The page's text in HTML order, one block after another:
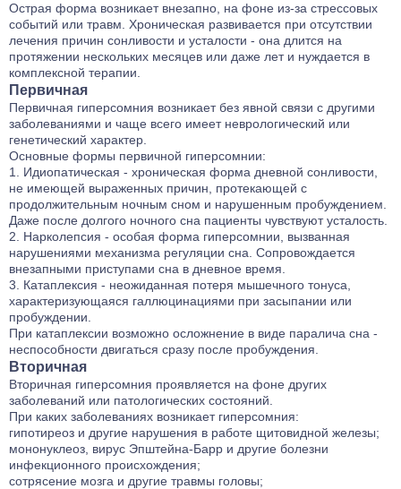
Острая форма возникает внезапно, на фоне из-за стрессовых
событий или травм. Хроническая развивается при отсутствии
лечения причин сонливости и усталости - она длится на
протяжении нескольких месяцев или даже лет и нуждается в
комплексной терапии.
Первичная
Первичная гиперсомния возникает без явной связи с другими
заболеваниями и чаще всего имеет неврологический или
генетический характер.
Основные формы первичной гиперсомнии:
Идиопатическая - хроническая форма дневной сонливости,
не имеющей выраженных причин, протекающей с
продолжительным ночным сном и нарушенным пробуждением.
Даже после долгого ночного сна пациенты чувствуют усталость.
Нарколепсия - особая форма гиперсомнии, вызванная
нарушениями механизма регуляции сна. Сопровождается
внезапными приступами сна в дневное время.
Катаплексия - неожиданная потеря мышечного тонуса,
характеризующаяся галлюцинациями при засыпании или
пробуждении.
При катаплексии возможно осложнение в виде паралича сна -
неспособности двигаться сразу после пробуждения.
Вторичная
Вторичная гиперсомния проявляется на фоне других
заболеваний или патологических состояний.
При каких заболеваниях возникает гиперсомния:
гипотиреоз и другие нарушения в работе щитовидной железы;
мононуклеоз, вирус Эпштейна-Барр и другие болезни
инфекционного происхождения;
сотрясение мозга и другие травмы головы;